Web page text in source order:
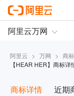
阿里云 > 万网 > 商
【HEAR HER】商标详
商标详情 近期